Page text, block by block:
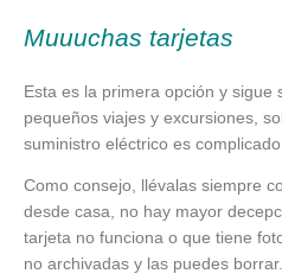
Muuuchas tarjetas
Esta es la primera opción y sigue
pequeños viajes y excursiones,
suministro eléctrico es complicado.
Como consejo, llévalas siempre
desde casa, no hay mayor
tarjeta no funciona o que tiene
no archivadas y las puedes